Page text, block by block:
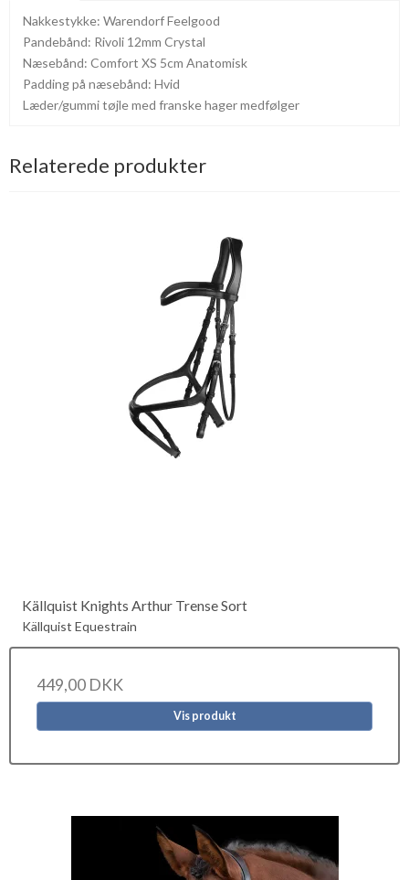
Nakkestykke: Warendorf Feelgood
Pandebånd: Rivoli 12mm Crystal
Næsebånd: Comfort XS 5cm Anatomisk
Padding på næsebånd: Hvid
Læder/gummi tøjle med franske hager medfølger
Relaterede produkter
Källquist Knights Arthur Trense Sort
Källquist Equestrain
449,00 DKK
Vis produkt